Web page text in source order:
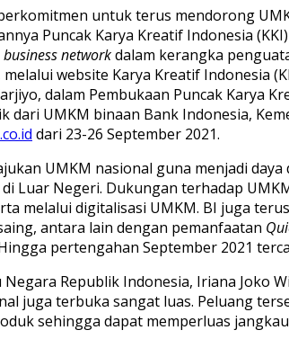
untuk terus mendorong
Puncak Karya Kreatif Indonesia
business networkdalam kerangka
website Karya Kreatif Indonesia
dalam Pembukaan Puncak Karya
dari UMKM binaan Bank Indonesia,
dari 23-26 September 2021.
UMKM nasional guna menjadi
Luar Negeri. Dukungan terhadap
melalui digitalisasi UMKM. BI juga
antara lain dengan pemanfaatan
pertengahan September 2021
Negara Republik Indonesia, Iriana
juga terbuka sangat luas. Peluang
sehingga dapat memperluas